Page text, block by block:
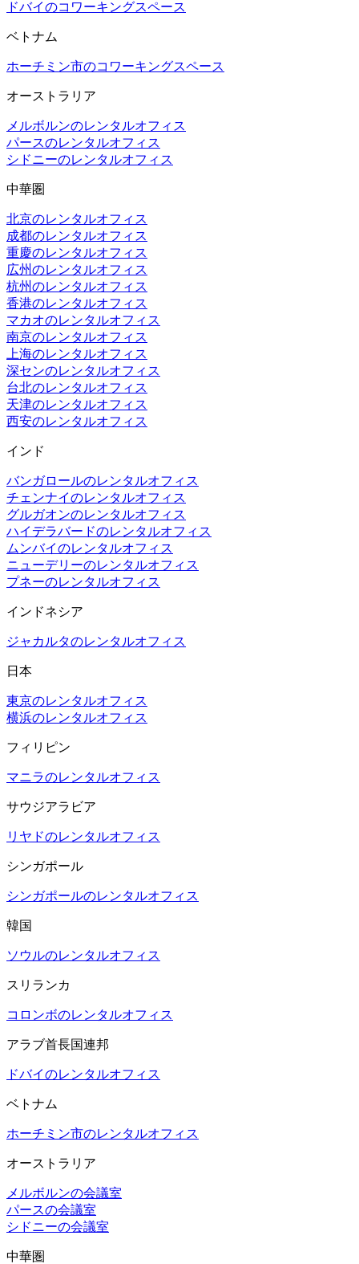
ドバイのコワーキングスペース
ベトナム
ホーチミン市のコワーキングスペース
オーストラリア
メルボルンのレンタルオフィス
パースのレンタルオフィス
シドニーのレンタルオフィス
中華圏
北京のレンタルオフィス
成都のレンタルオフィス
重慶のレンタルオフィス
広州のレンタルオフィス
杭州のレンタルオフィス
香港のレンタルオフィス
マカオのレンタルオフィス
南京のレンタルオフィス
上海のレンタルオフィス
深センのレンタルオフィス
台北のレンタルオフィス
天津のレンタルオフィス
西安のレンタルオフィス
インド
バンガロールのレンタルオフィス
チェンナイのレンタルオフィス
グルガオンのレンタルオフィス
ハイデラバードのレンタルオフィス
ムンバイのレンタルオフィス
ニューデリーのレンタルオフィス
プネーのレンタルオフィス
インドネシア
ジャカルタのレンタルオフィス
日本
東京のレンタルオフィス
横浜のレンタルオフィス
フィリピン
マニラのレンタルオフィス
サウジアラビア
リヤドのレンタルオフィス
シンガポール
シンガポールのレンタルオフィス
韓国
ソウルのレンタルオフィス
スリランカ
コロンボのレンタルオフィス
アラブ首長国連邦
ドバイのレンタルオフィス
ベトナム
ホーチミン市のレンタルオフィス
オーストラリア
メルボルンの会議室
パースの会議室
シドニーの会議室
中華圏